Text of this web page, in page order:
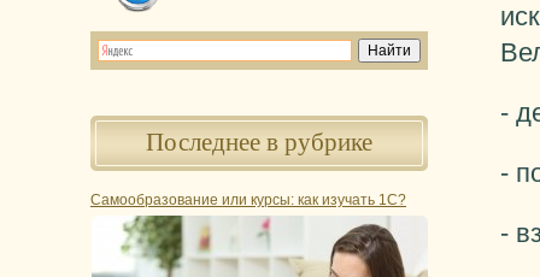
Последнее в рубрике
Самообразование или курсы: как изучать 1С?
-
-
-